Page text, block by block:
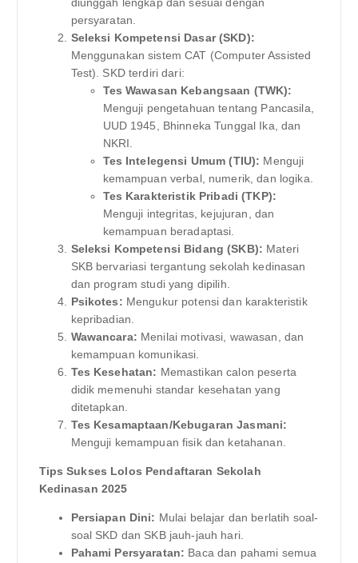
diunggah lengkap dan sesuai dengan
persyaratan.
Seleksi Kompetensi Dasar (SKD):
Menggunakan sistem CAT (Computer Assisted
Test). SKD terdiri dari:
Tes Wawasan Kebangsaan (TWK):
Menguji pengetahuan tentang Pancasila,
UUD 1945, Bhinneka Tunggal Ika, dan
NKRI.
Tes Intelegensi Umum (TIU): Menguji
kemampuan verbal, numerik, dan logika.
Tes Karakteristik Pribadi (TKP):
Menguji integritas, kejujuran, dan
kemampuan beradaptasi.
Seleksi Kompetensi Bidang (SKB): Materi
SKB bervariasi tergantung sekolah kedinasan
dan program studi yang dipilih.
Psikotes: Mengukur potensi dan karakteristik
kepribadian.
Wawancara: Menilai motivasi, wawasan, dan
kemampuan komunikasi.
Tes Kesehatan: Memastikan calon peserta
didik memenuhi standar kesehatan yang
ditetapkan.
Tes Kesamaptaan/Kebugaran Jasmani:
Menguji kemampuan fisik dan ketahanan.
Tips Sukses Lolos Pendaftaran Sekolah
Kedinasan 2025
Persiapan Dini: Mulai belajar dan berlatih soal-
soal SKD dan SKB jauh-jauh hari.
Pahami Persyaratan: Baca dan pahami semua